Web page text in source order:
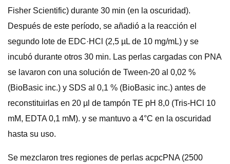
Fisher Scientific) durante 30 min (en la oscuridad).
Después de este período, se añadió a la reacción el
segundo lote de EDC·HCl (2,5 µL de 10 mg/mL) y se
incubó durante otros 30 min. Las perlas cargadas con PNA
se lavaron con una solución de Tween-20 al 0,02 %
(BioBasic inc.) y SDS al 0,1 % (BioBasic inc.) antes de
reconstituirlas en 20 µl de tampón TE pH 8,0 (Tris-HCl 10
mM, EDTA 0,1 mM). y se mantuvo a 4°C en la oscuridad
hasta su uso.
Se mezclaron tres regiones de perlas acpcPNA (2500